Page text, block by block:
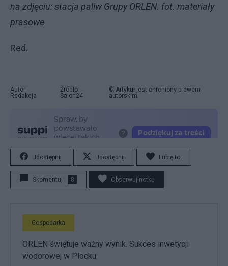
na zdjęciu: stacja paliw Grupy ORLEN. fot. materiały
prasowe
Red.
Autor:
Redakcja
Źródło:
Salon24
© Artykuł jest chroniony prawem
autorskim.
Udostępnij Udostępnij Lubię to!
Skomentuj 8 Obserwuj notkę
Gospodarka
ORLEN świętuje ważny wynik. Sukces inwetycji
wodorowej w Płocku